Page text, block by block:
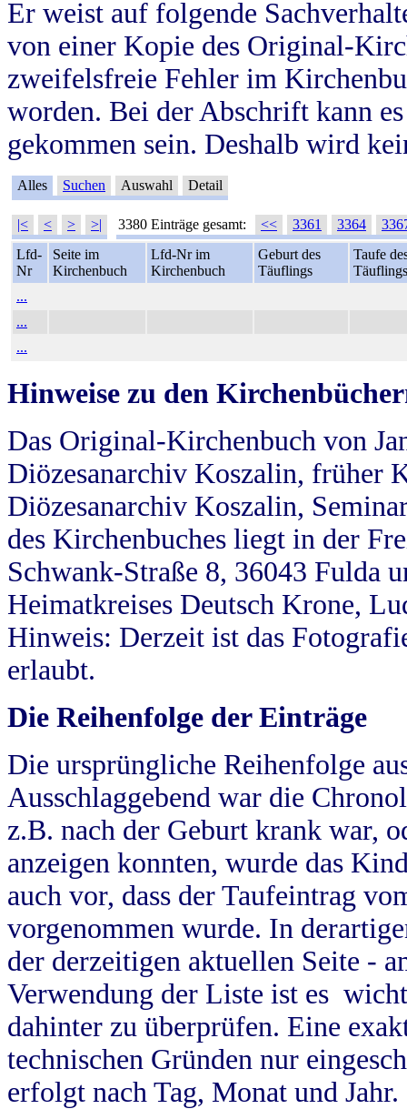
Er weist auf folgende
von einer Kopie des Original-
zweifelsfreie Fehler im
worden. Bei der Abschrift kann
gekommen sein. Deshalb wird
Alles Suchen Auswahl Detail
|< < > >| 3380 Einträge gesamt: << 3361 3364
Lfd-
Nr
Seite im
Kirchenbuch
Lfd-Nr im
Kirchenbuch
Geburt des
Täuflings
Taufe
Täuflings
...
...
...
Hinweise zu den
Das Original-Kirchenbuch von
Diözesanarchiv Koszalin, früher
Diözesanarchiv Koszalin,
des Kirchenbuches liegt in der
Schwank-Straße 8, 36043 Fulda
Heimatkreises Deutsch Krone,
Hinweis: Derzeit ist das
erlaubt.
Die Reihenfolge der Einträge
Die ursprüngliche Reihenfolge
Ausschlaggebend war die
z.B. nach der Geburt krank war,
anzeigen konnten, wurde das
auch vor, dass der Taufeintrag
vorgenommen wurde. In
der derzeitigen aktuellen Seite -
Verwendung der Liste ist es
dahinter zu überprüfen. Eine
technischen Gründen nur
erfolgt nach Tag, Monat und Jahr.